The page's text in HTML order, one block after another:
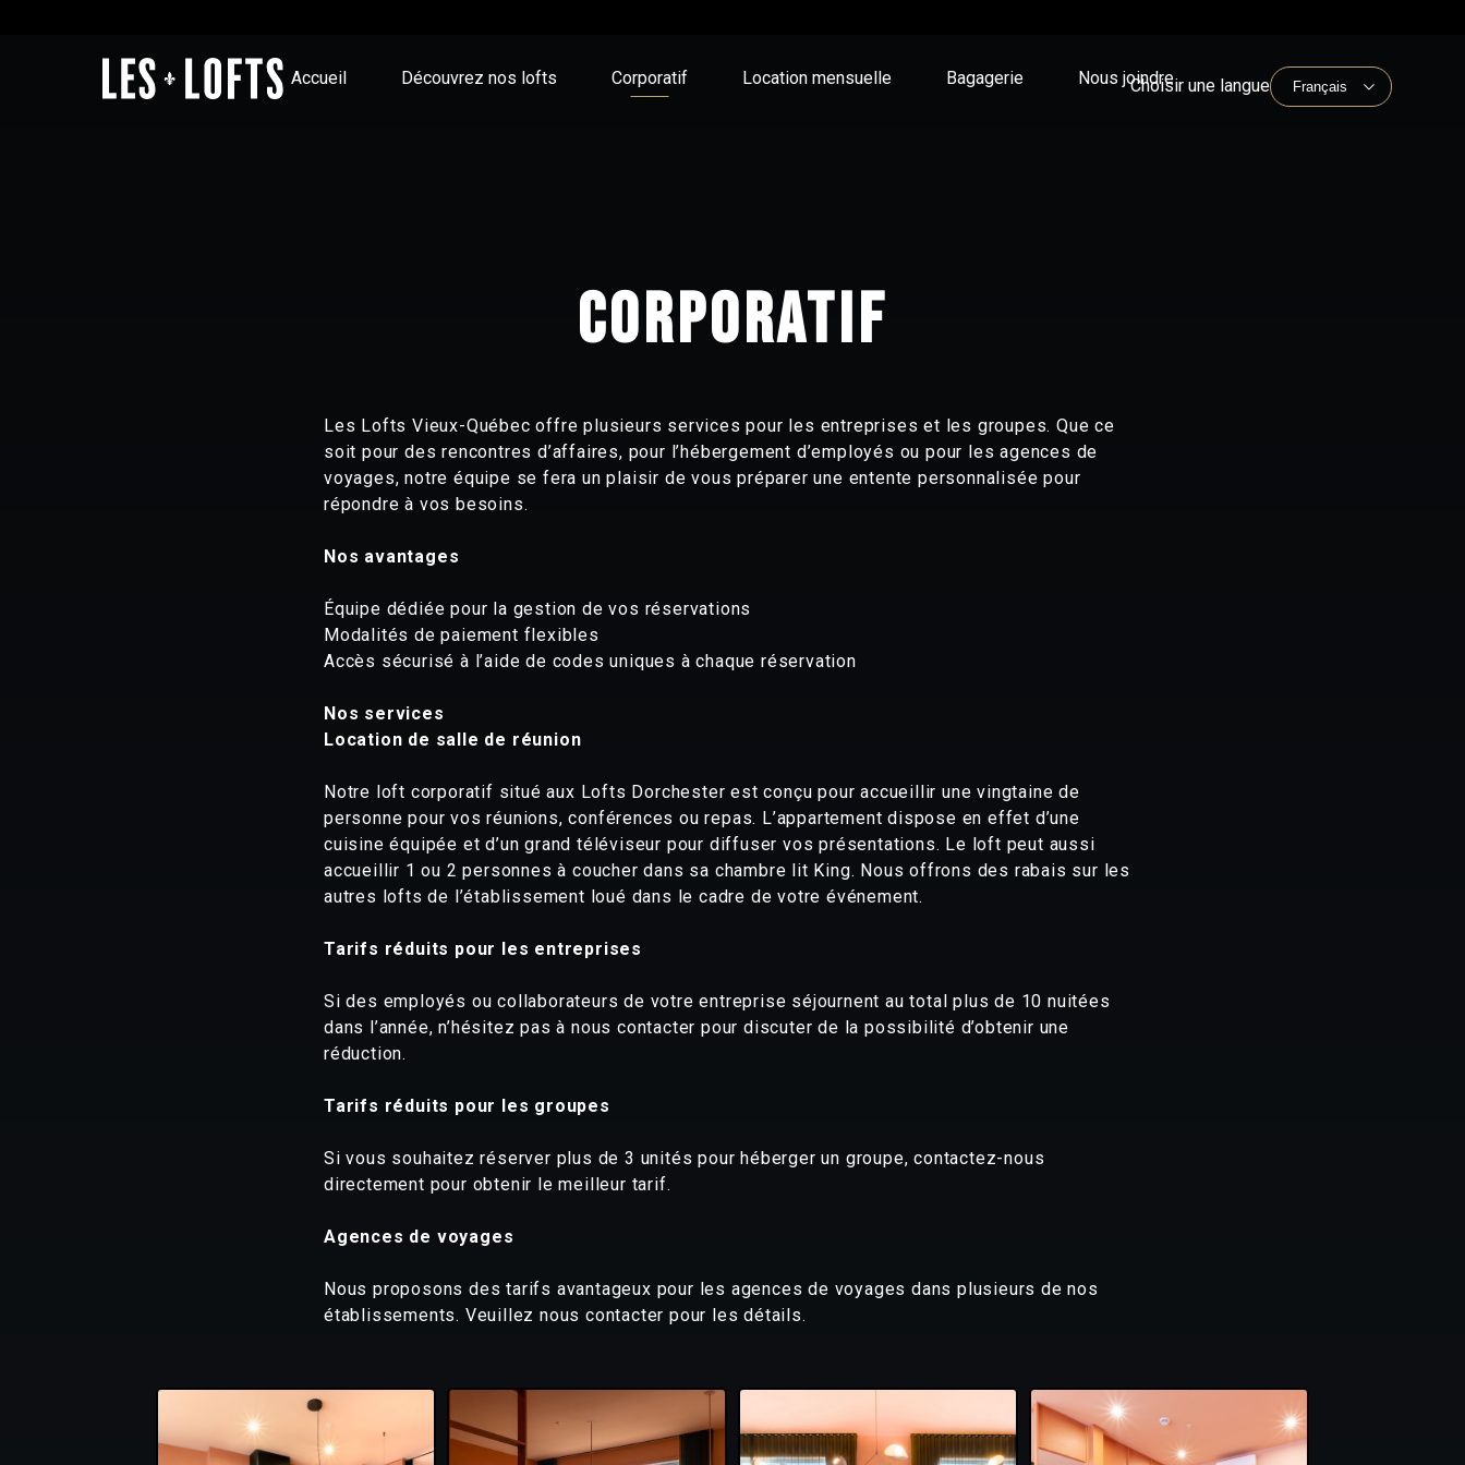
Accueil Découvrez nos lofts Corporatif Location mensuelle Bagagerie Nous joindreChoisir une langue
CORPORATIF
Les Lofts Vieux-Québec offre plusieurs services pour les entreprises et les groupes. Que ce
soit pour des rencontres d’affaires, pour l’hébergement d’employés ou pour les agences de
voyages, notre équipe se fera un plaisir de vous préparer une entente personnalisée pour
répondre à vos besoins.
Nos avantages
Équipe dédiée pour la gestion de vos réservations
Modalités de paiement flexibles
Accès sécurisé à l’aide de codes uniques à chaque réservation
Nos services
Location de salle de réunion
Notre loft corporatif situé aux Lofts Dorchester est conçu pour accueillir une vingtaine de
personne pour vos réunions, conférences ou repas. L’appartement dispose en effet d’une
cuisine équipée et d’un grand téléviseur pour diffuser vos présentations. Le loft peut aussi
accueillir 1 ou 2 personnes à coucher dans sa chambre lit King. Nous offrons des rabais sur les
autres lofts de l’établissement loué dans le cadre de votre événement.
Tarifs réduits pour les entreprises
Si des employés ou collaborateurs de votre entreprise séjournent au total plus de 10 nuitées
dans l’année, n’hésitez pas à nous contacter pour discuter de la possibilité d’obtenir une
réduction.
Tarifs réduits pour les groupes
Si vous souhaitez réserver plus de 3 unités pour héberger un groupe, contactez-nous
directement pour obtenir le meilleur tarif.
Agences de voyages
Nous proposons des tarifs avantageux pour les agences de voyages dans plusieurs de nos
établissements. Veuillez nous contacter pour les détails.